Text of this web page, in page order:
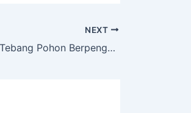
NEXT
Layanan Tebang Pohon Berpengalaman dengan Alat Lengkap di Muara Rapak Balipapan Kal. Tim.